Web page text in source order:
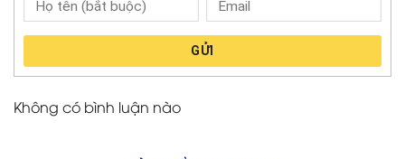
GỬI
Không có bình luận nào